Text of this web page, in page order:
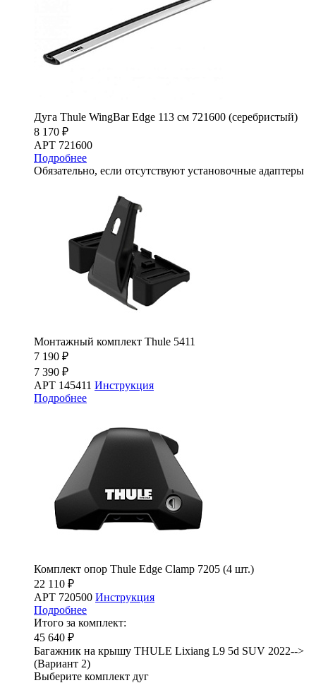
Дуга Thule WingBar Edge 113 см 721600 (серебристый)
8 170 ₽
АРТ 721600
Подробнее
Обязательно, если отсутствуют установочные адаптеры
Монтажный комплект Thule 5411
7 190 ₽
7 390 ₽
АРТ 145411 Инструкция
Подробнее
Комплект опор Thule Edge Clamp 7205 (4 шт.)
22 110 ₽
АРТ 720500 Инструкция
Подробнее
Итого за комплект:
45 640 ₽
Багажник на крышу THULE Lixiang L9 5d SUV 2022-->
(Вариант 2)
Выберите комплект дуг